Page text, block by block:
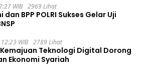
WIB 2969 Lihat
BPP POLRI Sukses Gelar Uji
WIB 2789 Lihat
Teknologi Digital Dorong
Ekonomi Syariah